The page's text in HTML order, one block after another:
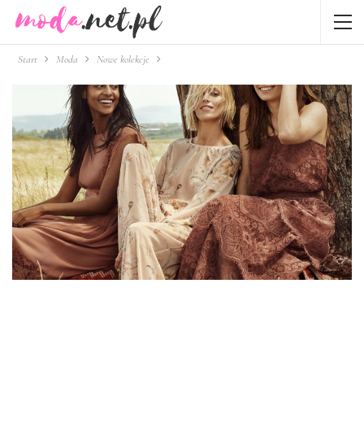
Start Moda Nowe kolekcje